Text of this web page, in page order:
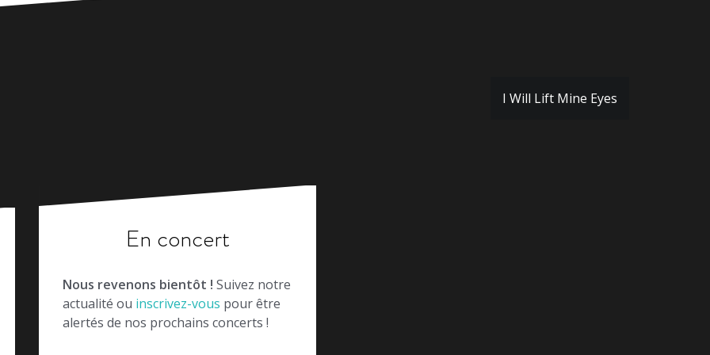
I Will Lift Mine Eyes
En concert
Nous revenons bientôt ! Suivez notre
actualité ou inscrivez-vous pour être
alertés de nos prochains concerts !